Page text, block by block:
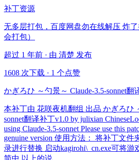
补丁资源
无多层打包，百度网盘勿在线解压 炸
会打包）
超过 1 年前 · 由 清楚 发布
1608 次下载 · 1 个点赞
かぎろひ ～勺景～ Claude-3.5-sonnet翻
本补丁由 花咲夜机翻组 出品 かぎろひ
sonnet翻译补丁v1.0 by julixian
using Claude-3.5-sonnet Please use this
genuine version 使用方法： 将补丁文件
录进行替换 启动kagirohi\_cn.exe可将
简中 以上的说